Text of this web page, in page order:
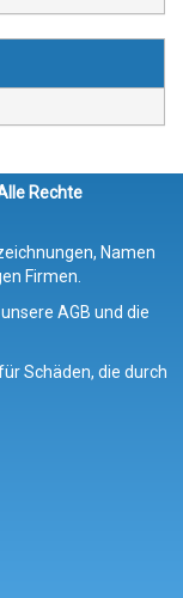
Rechte
Namen
Firmen.
AGB und die
Schäden, die durch